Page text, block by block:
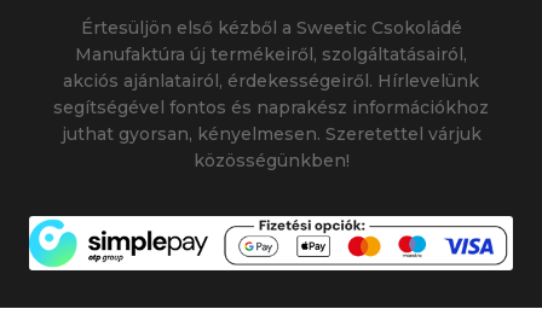
Értesüljön első kézből a Sweetic Csokoládé
Manufaktúra új termékeiről, szolgáltatásairól,
akciós ajánlatairól, érdekességeiről. Hírlevelünk
segítségével fontos és naprakész információkhoz
juthat gyorsan, kényelmesen. Szeretettel várjuk
közösségünkben!